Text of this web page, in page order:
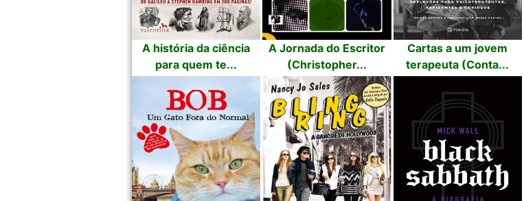
A história da ciência
para quem te...
A Jornada do Escritor
(Christopher...
Cartas a um jovem
terapeuta (Conta...